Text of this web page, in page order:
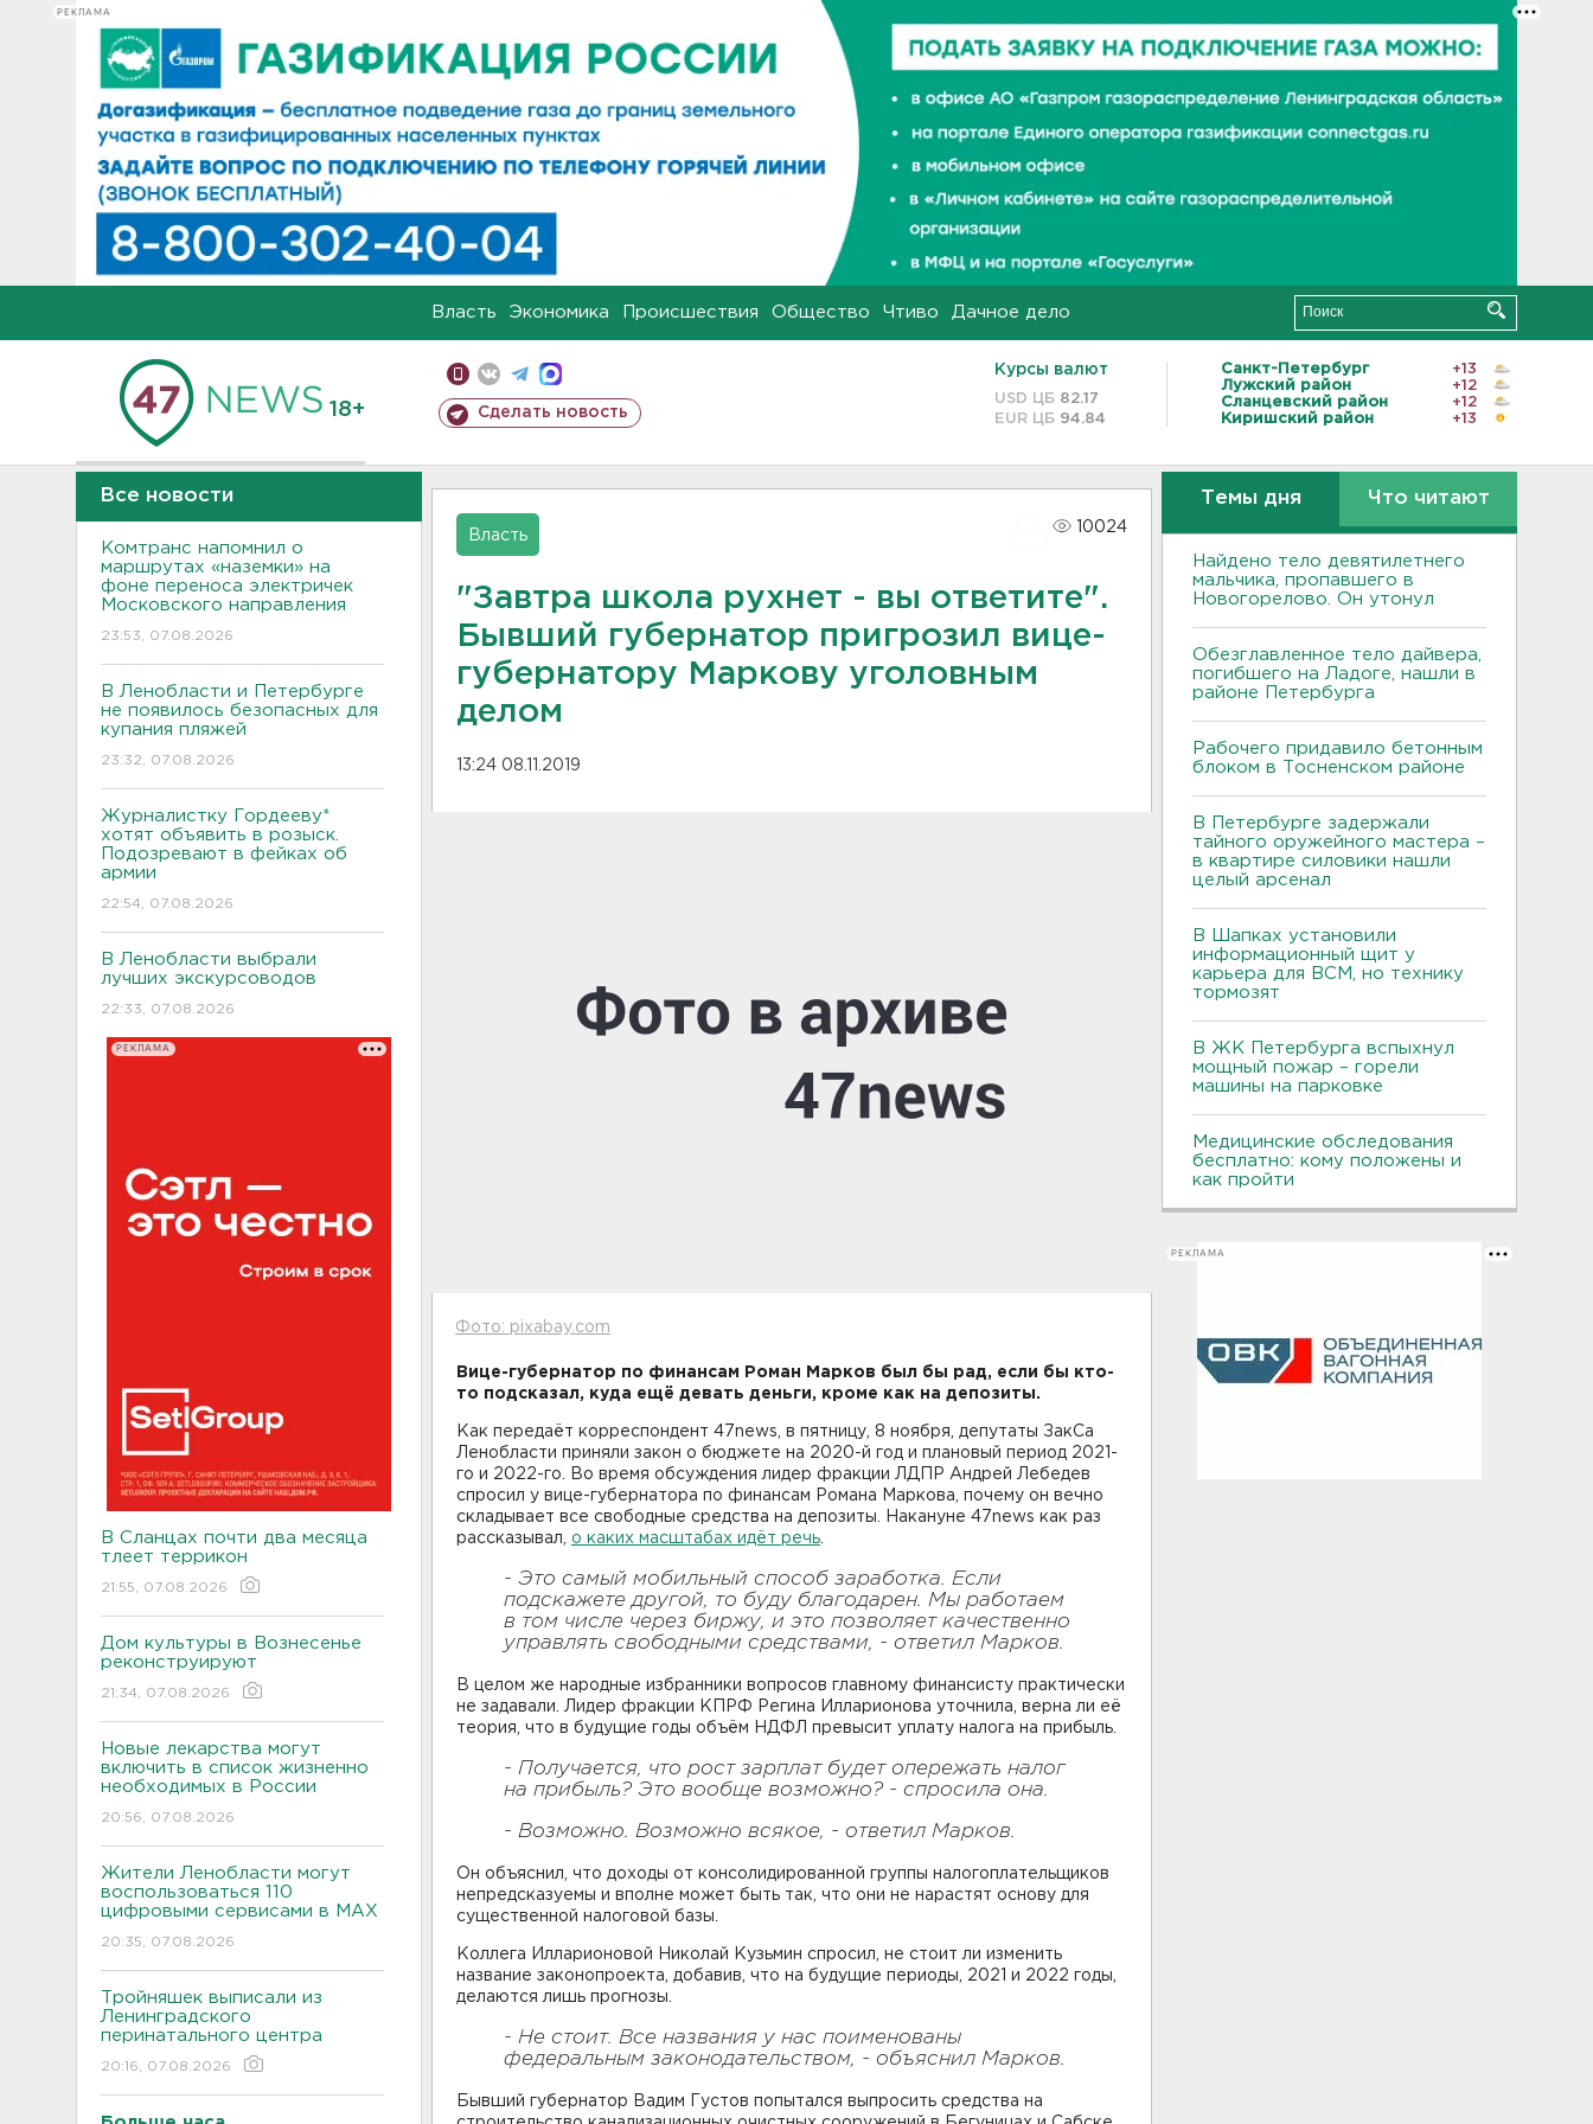
РЕКЛАМА
Власть Экономика Происшествия Общество Чтиво Дачное дело
18+ Сделать новость
Курсы валют
USD ЦБ 82.17
EUR ЦБ 94.84
Санкт-Петербург
+13
Лужский район
+12
Сланцевский район
+12
Киришский район
+13
Все новости
Комтранс напомнил о
маршрутах «наземки» на
фоне переноса электричек
Московского направления
23:53, 07.08.2026
В Ленобласти и Петербурге
не появилось безопасных для
купания пляжей
23:32, 07.08.2026
Журналистку Гордееву*
хотят объявить в розыск.
Подозревают в фейках об
армии
22:54, 07.08.2026
В Ленобласти выбрали
лучших экскурсоводов
22:33, 07.08.2026
РЕКЛАМА
В Сланцах почти два месяца
тлеет террикон
21:55, 07.08.2026
Дом культуры в Вознесенье
реконструируют
21:34, 07.08.2026
Новые лекарства могут
включить в список жизненно
необходимых в России
20:56, 07.08.2026
Жители Ленобласти могут
воспользоваться 110
цифровыми сервисами в МАХ
20:35, 07.08.2026
Тройняшек выписали из
Ленинградского
перинатального центра
20:16, 07.08.2026
Власть
10024
"Завтра школа рухнет - вы ответите".
Бывший губернатор пригрозил вице-
губернатору Маркову уголовным
делом
13:24 08.11.2019
Фото: pixabay.com
Вице-губернатор по финансам Роман Марков был бы рад, если бы кто-
то подсказал, куда ещё девать деньги, кроме как на депозиты.
Как передаёт корреспондент 47news, в пятницу, 8 ноября, депутаты ЗакСа
Ленобласти приняли закон о бюджете на 2020-й год и плановый период 2021-
го и 2022-го. Во время обсуждения лидер фракции ЛДПР Андрей Лебедев
спросил у вице-губернатора по финансам Романа Маркова, почему он вечно
складывает все свободные средства на депозиты. Накануне 47news как раз
рассказывал, о каких масштабах идёт речь
- Это самый мобильный способ заработка. Если
подскажете другой, то буду благодарен. Мы работаем
в том числе через биржу, и это позволяет качественно
управлять свободными средствами, - ответил Марков.
В целом же народные избранники вопросов главному финансисту практически
не задавали. Лидер фракции КПРФ Регина Илларионова уточнила, верна ли её
теория, что в будущие годы объём НДФЛ превысит уплату налога на прибыль.
- Получается, что рост зарплат будет опережать налог
на прибыль? Это вообще возможно? - спросила она.
- Возможно. Возможно всякое, - ответил Марков.
Он объяснил, что доходы от консолидированной группы налогоплательщиков
непредсказуемы и вполне может быть так, что они не нарастят основу для
существенной налоговой базы.
Коллега Илларионовой Николай Кузьмин спросил, не стоит ли изменить
название законопроекта, добавив, что на будущие периоды, 2021 и 2022 годы,
делаются лишь прогнозы.
- Не стоит. Все названия у нас поименованы
федеральным законодательством, - объяснил Марков.
Бывший губернатор Вадим Густов попытался выпросить средства на
Темы дня Что читают
Найдено тело девятилетнего
мальчика, пропавшего в
Новогорелово. Он утонул
Обезглавленное тело дайвера,
погибшего на Ладоге, нашли в
районе Петербурга
Рабочего придавило бетонным
блоком в Тосненском районе
В Петербурге задержали
тайного оружейного мастера –
в квартире силовики нашли
целый арсенал
В Шапках установили
информационный щит у
карьера для ВСМ, но технику
тормозят
В ЖК Петербурга вспыхнул
мощный пожар – горели
машины на парковке
Медицинские обследования
бесплатно: кому положены и
как пройти
РЕКЛАМА